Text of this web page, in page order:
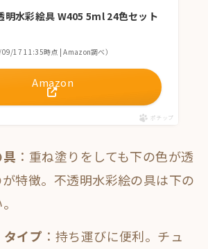
明水彩絵具 W405 5ml 24色セット
09/17 11:35時点 | Amazon調べ）
Amazon
ポチップ
：重ね塗りをしても下の色が透
特徴。不透明水彩絵の具は下の
イプ ：持ち運びに便利。チュ